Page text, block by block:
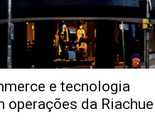
e tecnologia
operações da